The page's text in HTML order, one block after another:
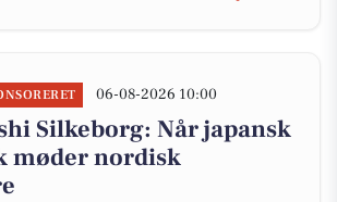
06-08-2026 10:00
Silkeborg: Når japansk
møder nordisk